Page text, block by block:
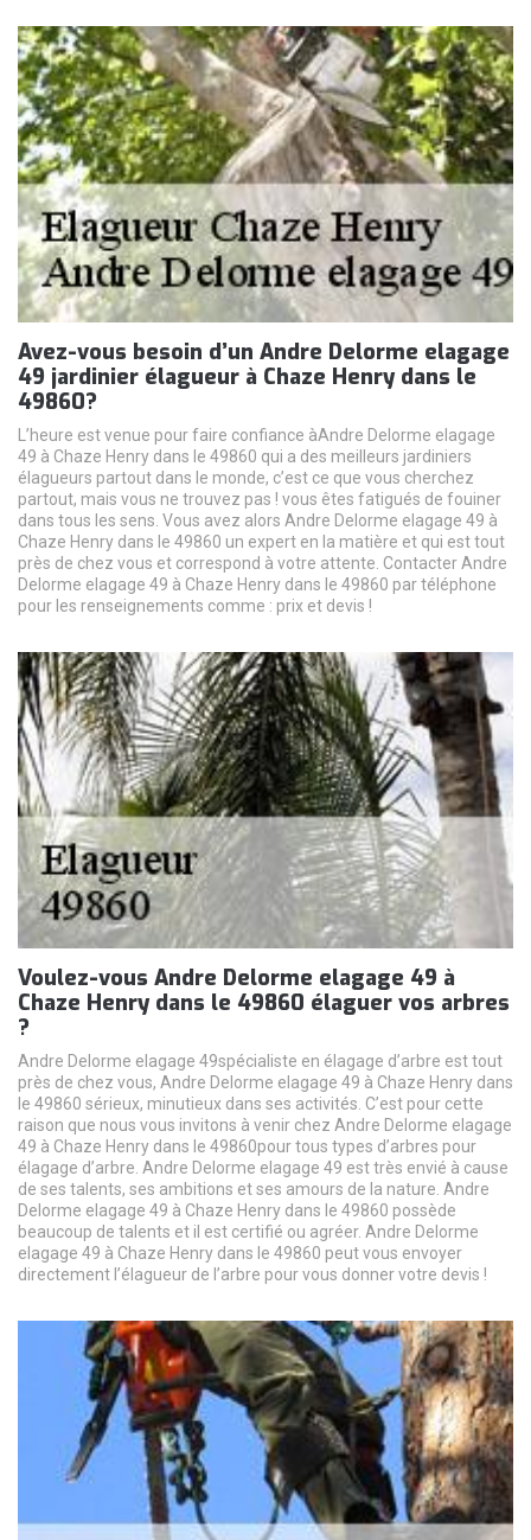
Avez-vous besoin d’un Andre Delorme elagage
49 jardinier élagueur à Chaze Henry dans le
49860?
L’heure est venue pour faire confiance àAndre Delorme elagage
49 à Chaze Henry dans le 49860 qui a des meilleurs jardiniers
élagueurs partout dans le monde, c’est ce que vous cherchez
partout, mais vous ne trouvez pas ! vous êtes fatigués de fouiner
dans tous les sens. Vous avez alors Andre Delorme elagage 49 à
Chaze Henry dans le 49860 un expert en la matière et qui est tout
près de chez vous et correspond à votre attente. Contacter Andre
Delorme elagage 49 à Chaze Henry dans le 49860 par téléphone
pour les renseignements comme : prix et devis !
Voulez-vous Andre Delorme elagage 49 à
Chaze Henry dans le 49860 élaguer vos arbres
?
Andre Delorme elagage 49spécialiste en élagage d’arbre est tout
près de chez vous, Andre Delorme elagage 49 à Chaze Henry dans
le 49860 sérieux, minutieux dans ses activités. C’est pour cette
raison que nous vous invitons à venir chez Andre Delorme elagage
49 à Chaze Henry dans le 49860pour tous types d’arbres pour
élagage d’arbre. Andre Delorme elagage 49 est très envié à cause
de ses talents, ses ambitions et ses amours de la nature. Andre
Delorme elagage 49 à Chaze Henry dans le 49860 possède
beaucoup de talents et il est certifié ou agréer. Andre Delorme
elagage 49 à Chaze Henry dans le 49860 peut vous envoyer
directement l’élagueur de l’arbre pour vous donner votre devis !